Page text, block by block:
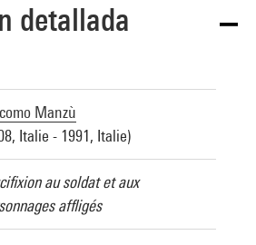
detallada
Manzù
Italie - 1991, Italie)
au soldat et aux
affligés